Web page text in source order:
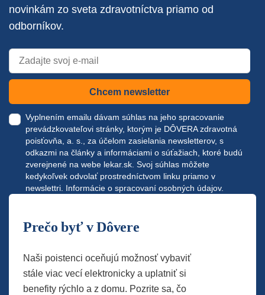
novinkám zo sveta zdravotníctva priamo od
odborníkov.
Chcem newsletter
Vyplnením emailu dávam súhlas na jeho spracovanie
prevádzkovateľovi stránky, ktorým je DÔVERA zdravotná
poisťovňa, a. s., za účelom zasielania newsletterov, s
odkazmi na články a informáciami o súťažiach, ktoré budú
zverejnené na webe lekar.sk. Svoj súhlas môžete
kedykoľvek odvolať prostredníctvom linku priamo v
newslettri. Informácie o spracovaní osobných údajov.
Prečo byť v Dôvere
Naši poistenci oceňujú možnosť vybaviť
stále viac vecí elektronicky a uplatniť si
benefity rýchlo a z domu. Pozrite sa, čo